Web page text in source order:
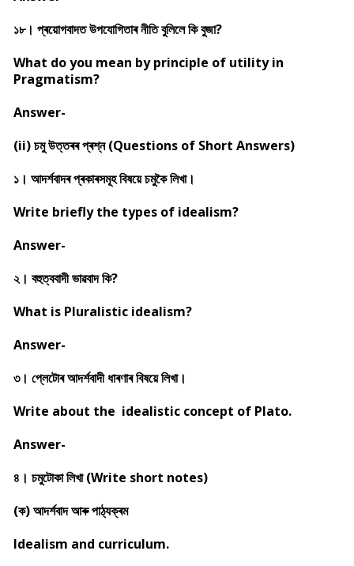
১৮। প্ৰয়োগবাদত উপযোগিতাৰ নীতি বুলিলে কি বুজা?
What do you mean by principle of utility in
Pragmatism?
Answer-
(ii) চমু উত্তৰৰ প্ৰশ্ন (Questions of Short Answers)
১। আদৰ্শবাদৰ প্ৰকাৰসমূহ বিষয়ে চমুকৈ লিখা।
Write briefly the types of idealism?
Answer-
২। বহুত্ববাদী ভাৱবাদ কি?
What is Pluralistic idealism?
Answer-
৩। প্লেটোৰ আদৰ্শবাদী ধাৰণাৰ বিষয়ে লিখা।
Write about the idealistic concept of Plato.
Answer-
৪। চমুটোকা লিখা (Write short notes)
(ক) আদৰ্শবাদ আৰু পাঠ্যক্ৰম
Idealism and curriculum.